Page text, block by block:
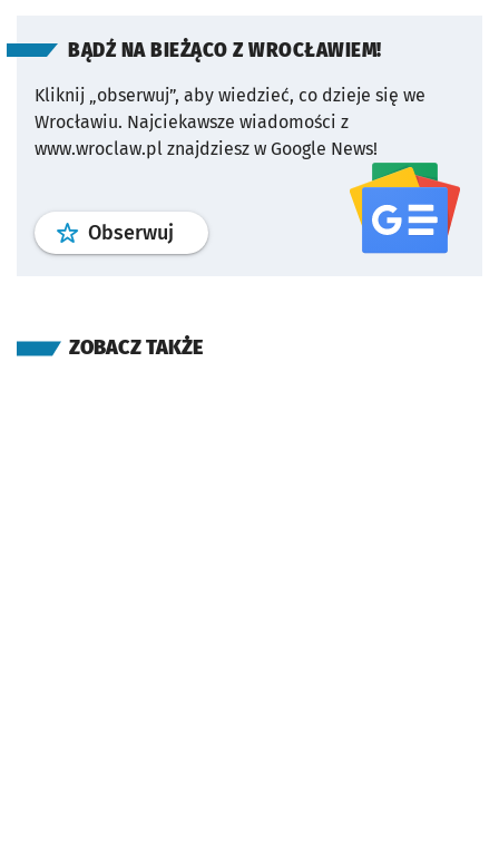
BĄDŹ NA BIEŻĄCO Z WROCŁAWIEM!
Kliknij „obserwuj”, aby wiedzieć, co dzieje się we
Wrocławiu. Najciekawsze wiadomości z
www.wroclaw.pl znajdziesz w Google News!
Obserwuj profil serwisu
ZOBACZ TAKŻE